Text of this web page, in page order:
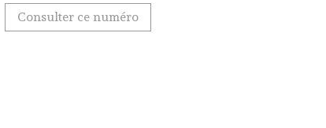
Consulter ce numéro